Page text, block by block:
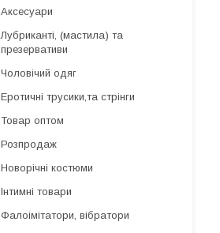
Аксесуари
Лубриканті, (мастила) та
презервативи
Чоловічий одяг
Еротичні трусики,та стрінги
Товар оптом
Розпродаж
Новорічні костюми
Інтимні товари
Фалоімітатори, вібратори